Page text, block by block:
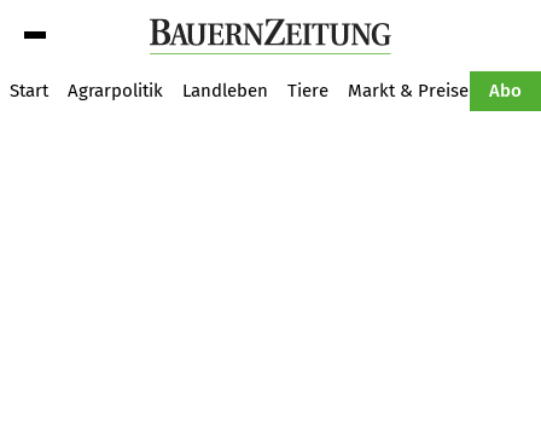
Start Agrarpolitik Landleben Tiere Markt & Preise Abo